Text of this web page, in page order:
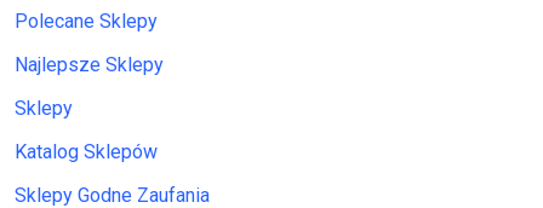
Polecane Sklepy
Najlepsze Sklepy
Sklepy
Katalog Sklepów
Sklepy Godne Zaufania